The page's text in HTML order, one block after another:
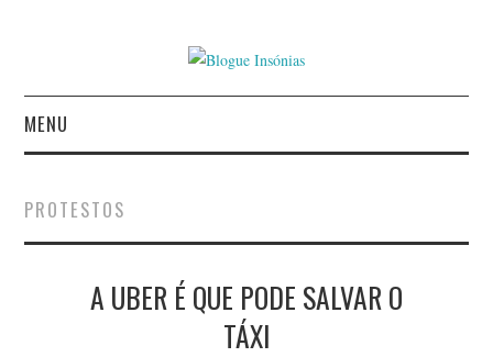
MENU
AUTORES
CONTACTO
PROTESTOS
A UBER É QUE PODE SALVAR O
TÁXI